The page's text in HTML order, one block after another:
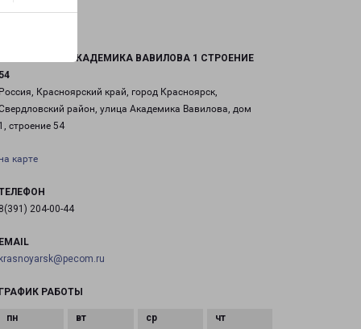
АКАДЕМИКА ВАВИЛОВА 1 СТРОЕНИЕ
Красноярский край, город Красноярск,
район, улица Академика Вавилова, дом
строение 54
карте
204-00-44
РАБОТЫ